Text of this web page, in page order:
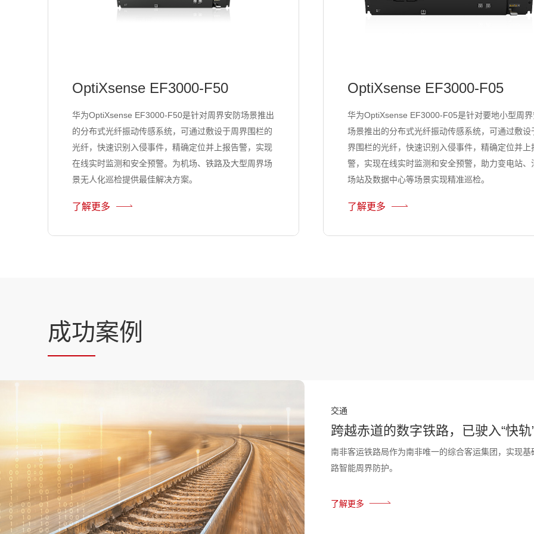
OptiXsense EF3000-F50
华为OptiXsense EF3000-F50是针对周界安防场景推出
的分布式光纤振动传感系统，可通过敷设于周界围栏的
光纤，快速识别入侵事件，精确定位并上报告警，实现
在线实时监测和安全预警。为机场、铁路及大型周界场
景无人化巡检提供最佳解决方案。
了解更多
OptiXsense EF3000-F05
华为OptiXsense EF3000-F05是针对要地小型周
场景推出的分布式光纤振动传感系统，可通过敷设
界围栏的光纤，快速识别入侵事件，精确定位并上
警，实现在线实时监测和安全预警，助力变电站、
场站及数据中心等场景实现精准巡检。
了解更多
成功案例
交通
跨越赤道的数字铁路，已驶入“快轨
南非客运铁路局作为南非唯一的综合客运集团，实现
路智能周界防护。
了解更多